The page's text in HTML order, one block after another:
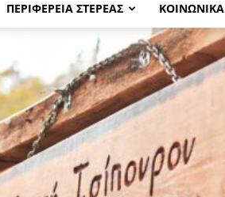
ΠΕΡΙΦΕΡΕΙΑ ΣΤΕΡΕΑΣ ΚΟΙΝΩΝΙΚΑ